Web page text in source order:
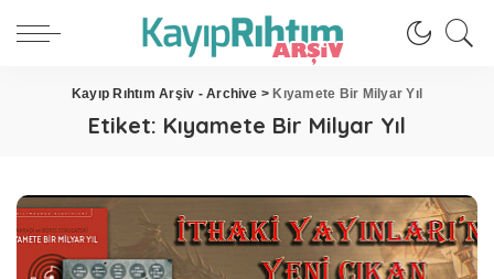
Kayıp Rıhtım Arşiv - Archive > Kıyamete Bir Milyar Yıl
Etiket: Kıyamete Bir Milyar Yıl